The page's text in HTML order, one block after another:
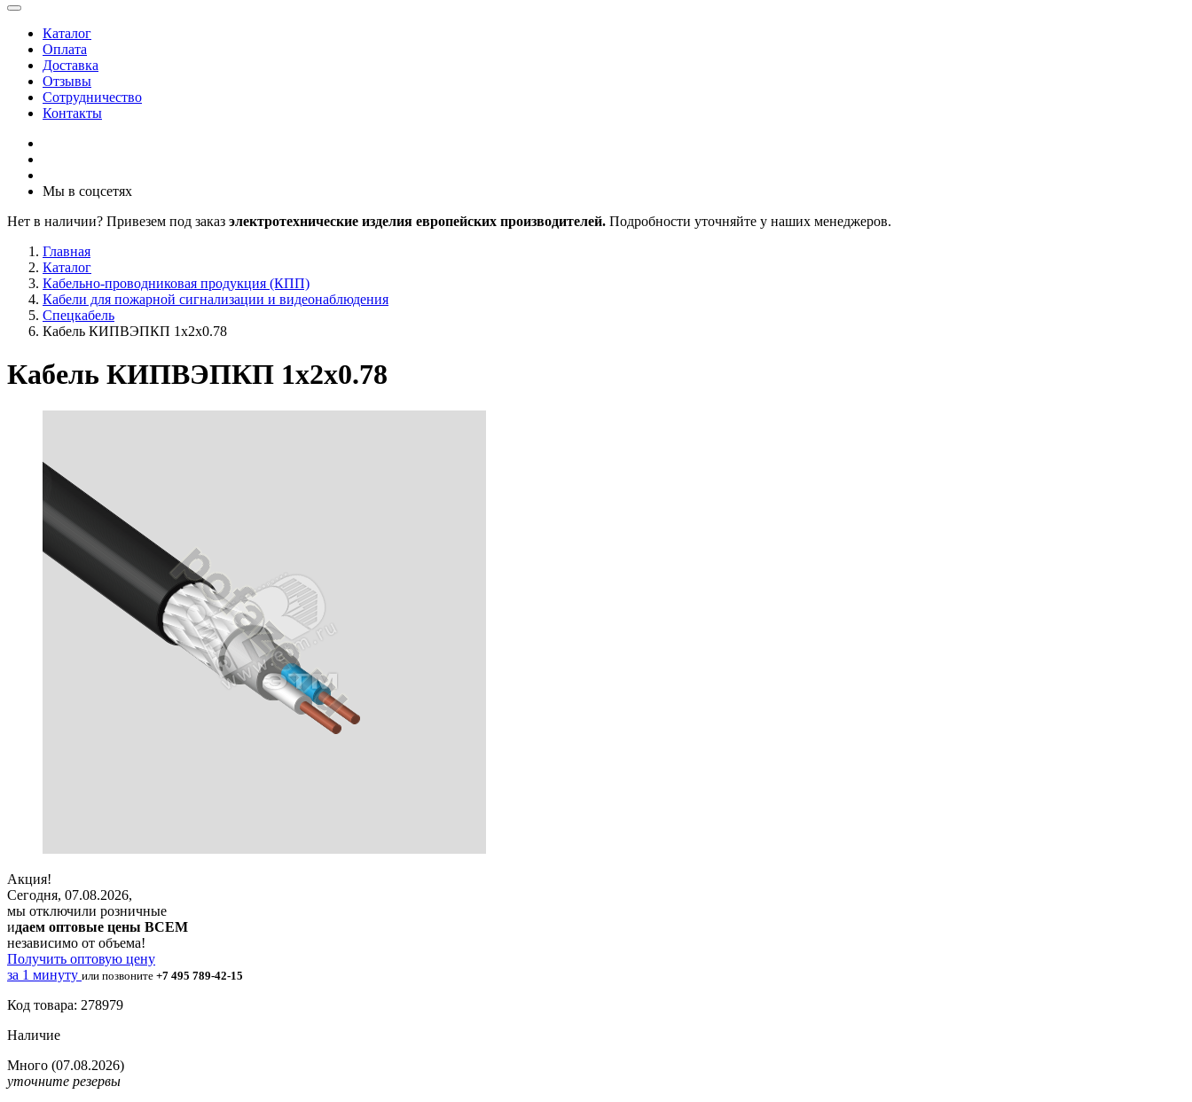
Каталог
Оплата
Доставка
Отзывы
Сотрудничество
Контакты
Мы в соцсетях
Нет в наличии? Привезем под заказ электротехнические изделия европейских производителей. Подробности уточняйте у наших менеджеров.
Главная
Каталог
Кабельно-проводниковая продукция (КПП)
Кабели для пожарной сигнализации и видеонаблюдения
Спецкабель
Кабель КИПВЭПКП 1х2х0.78
Кабель КИПВЭПКП 1х2х0.78
Акция!
Сегодня, 07.08.2026,
мы отключили розничные
идаем оптовые цены ВСЕМ
независимо от объема!
Получить оптовую цену
за 1 минуту или позвоните +7 495 789-42-15
Код товара: 278979
Наличие
Много (07.08.2026)
уточните резервы